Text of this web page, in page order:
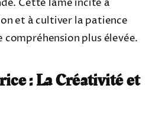
Cette lame incite à
et à cultiver la patience
compréhension plus élevée.
: La Créativité et